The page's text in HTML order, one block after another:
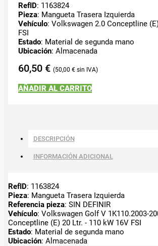
RefID: 1163824
Pieza: Mangueta Trasera Izquierda
Vehículo: Volkswagen 2.0 Conceptline
FSI
Estado: Material de segunda mano
Ubicación: Almacenada
60,50 € 50,00 €
AÑADIR AL CARRITO
DESCRIPCIÓN
INFORMACIÓN ADICIONAL
RefID: 1163824
Pieza: Mangueta Trasera Izquierda
Referencia pieza: SIN DEFINIR
Vehículo: Volkswagen Golf V 1K110.2003-
Conceptline (E) 20 Ltr. - 110 kW 16V FSI
Estado: Material de segunda mano
Ubicación: Almacenada